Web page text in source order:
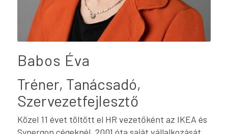
Babos Éva
Tréner, Tanácsadó,
Szervezetfejlesztő
Közel 11 évet töltött el HR vezetőként az IKEA és